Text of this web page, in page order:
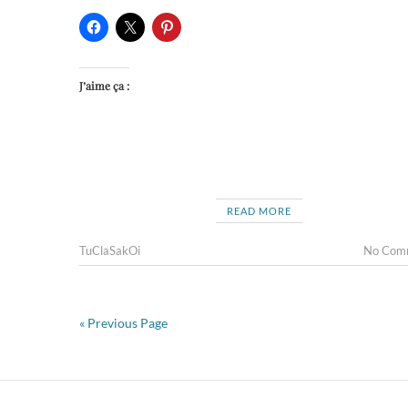
J’aime ça :
READ MORE
TuClaSakOi No
« Previous Page